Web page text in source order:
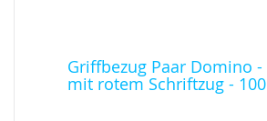
Griffbezug Paar Domino -
mit rotem Schriftzug -